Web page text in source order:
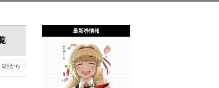
1話から
最新巻情報